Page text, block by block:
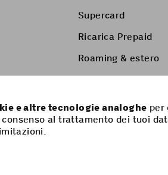
Supercard
Ricarica Prepaid
Roaming & estero
e altre tecnologie analoghe per
al trattamento dei tuoi